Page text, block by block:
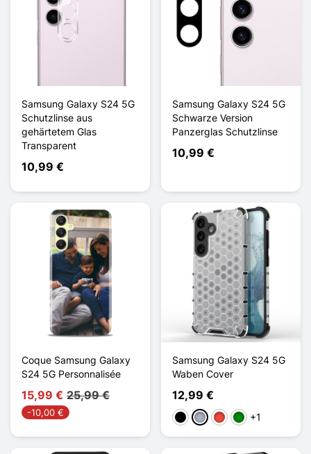
Samsung Galaxy S24 5G
Schutzlinse aus
gehärtetem Glas
Transparent
10,99 €
Samsung Galaxy S24 5G
Schwarze Version
Panzerglas Schutzlinse
10,99 €
Coque Samsung Galaxy
S24 5G Personnalisée
15,99 € 25,99 €
-10,00 €
Samsung Galaxy S24 5G
Waben Cover
12,99 €
Schwarz
GrauRot Grün+1